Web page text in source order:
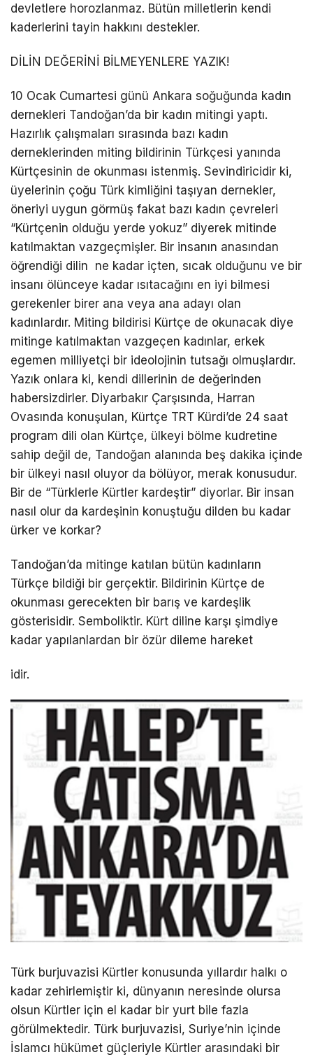
devletlere horozlanmaz. Bütün milletlerin kendi
kaderlerini tayin hakkını destekler.
DİLİN DEĞERİNİ BİLMEYENLERE YAZIK!
10 Ocak Cumartesi günü Ankara soğuğunda kadın
dernekleri Tandoğan’da bir kadın mitingi yaptı.
Hazırlık çalışmaları sırasında bazı kadın
derneklerinden miting bildirinin Türkçesi yanında
Kürtçesinin de okunması istenmiş. Sevindiricidir ki,
üyelerinin çoğu Türk kimliğini taşıyan dernekler,
öneriyi uygun görmüş fakat bazı kadın çevreleri
“Kürtçenin olduğu yerde yokuz” diyerek mitinde
katılmaktan vazgeçmişler. Bir insanın anasından
öğrendiği dilin ne kadar içten, sıcak olduğunu ve bir
insanı ölünceye kadar ısıtacağını en iyi bilmesi
gerekenler birer ana veya ana adayı olan
kadınlardır. Miting bildirisi Kürtçe de okunacak diye
mitinge katılmaktan vazgeçen kadınlar, erkek
egemen milliyetçi bir ideolojinin tutsağı olmuşlardır.
Yazık onlara ki, kendi dillerinin de değerinden
habersizdirler. Diyarbakır Çarşısında, Harran
Ovasında konuşulan, Kürtçe TRT Kürdi’de 24 saat
program dili olan Kürtçe, ülkeyi bölme kudretine
sahip değil de, Tandoğan alanında beş dakika içinde
bir ülkeyi nasıl oluyor da bölüyor, merak konusudur.
Bir de “Türklerle Kürtler kardeştir” diyorlar. Bir insan
nasıl olur da kardeşinin konuştuğu dilden bu kadar
ürker ve korkar?
Tandoğan’da mitinge katılan bütün kadınların
Türkçe bildiği bir gerçektir. Bildirinin Kürtçe de
okunması gerecekten bir barış ve kardeşlik
gösterisidir. Semboliktir. Kürt diline karşı şimdiye
kadar yapılanlardan bir özür dileme hareket
idir.
Türk burjuvazisi Kürtler konusunda yıllardır halkı o
kadar zehirlemiştir ki, dünyanın neresinde olursa
olsun Kürtler için el kadar bir yurt bile fazla
görülmektedir. Türk burjuvazisi, Suriye’nin içinde
İslamcı hükümet güçleriyle Kürtler arasındaki bir